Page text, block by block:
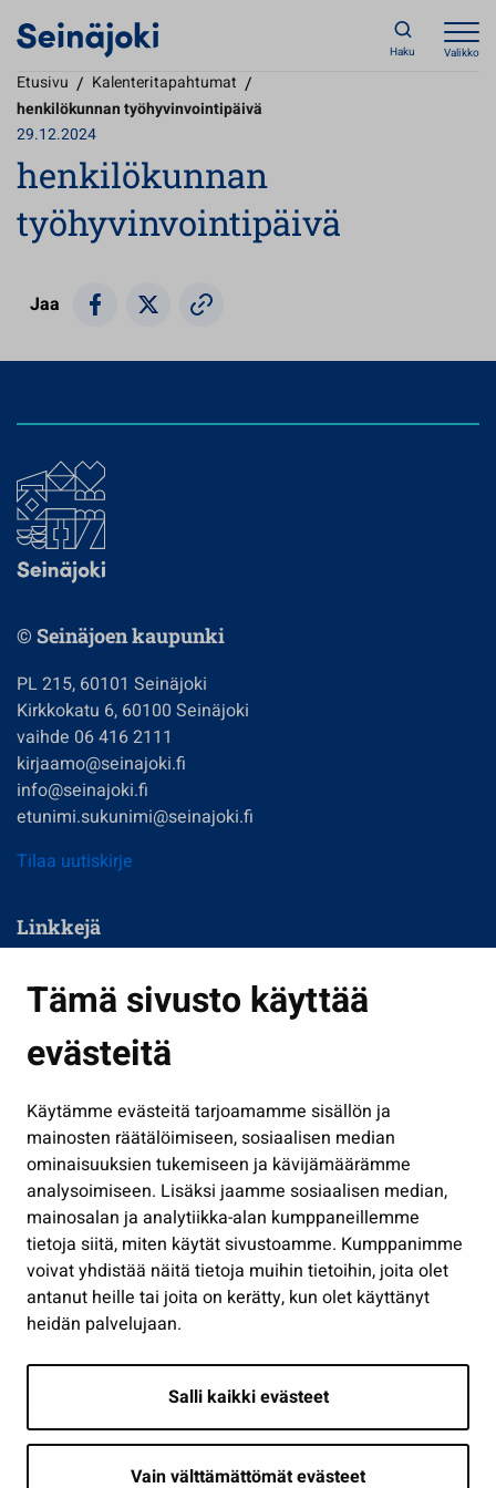
Tämä sivusto käyttää
evästeitä
Käytämme evästeitä tarjoamamme sisällön ja
mainosten räätälöimiseen, sosiaalisen median
ominaisuuksien tukemiseen ja kävijämäärämme
analysoimiseen. Lisäksi jaamme sosiaalisen median,
mainosalan ja analytiikka-alan kumppaneillemme
tietoja siitä, miten käytät sivustoamme. Kumppanimme
voivat yhdistää näitä tietoja muihin tietoihin, joita olet
antanut heille tai joita on kerätty, kun olet käyttänyt
heidän palvelujaan.
Salli kaikki evästeet
Vain välttämättömät evästeet
Haku Valikko
Etusivu / Kalenteritapahtumat /
henkilökunnan työhyvinvointipäivä
29.12.2024
henkilökunnan
työhyvinvointipäivä
Jaa
© Seinäjoen kaupunki
PL 215, 60101 Seinäjoki
Kirkkokatu 6, 60100 Seinäjoki
vaihde 06 416 2111
kirjaamo@seinajoki.fi
info@seinajoki.fi
etunimi.sukunimi@seinajoki.fi
Tilaa uutiskirje
Linkkejä
Kasvatus ja opetus
Kulttuuri ja liikunta
Työ ja yrittäminen
Osallistu ja asioi
Näytä omat evästeasetukseni
Seuraa meitä